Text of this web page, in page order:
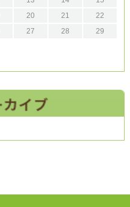
20 21
22
27 28
29